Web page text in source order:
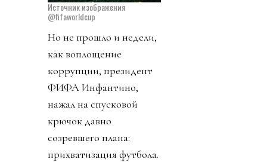
Источник изображения
@fifaworldcup
Но не прошло и недели,
как воплощение
коррупции, президент
ФИФА Инфантино,
нажал на спусковой
крючок давно
созревшего плана:
прихватизация футбола.